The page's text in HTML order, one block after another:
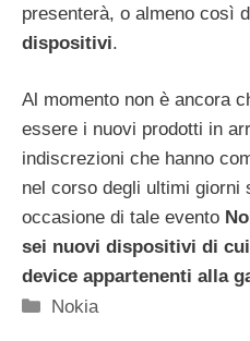
presenterà, o almeno così
dispositivi.
Al momento non è ancora
essere i nuovi prodotti in
indiscrezioni che hanno
nel corso degli ultimi giorni
occasione di tale evento
sei nuovi dispositivi di
device appartenenti alla
Categorie
Nokia